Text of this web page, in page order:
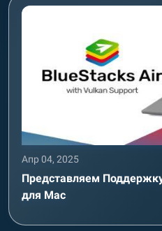
Апр 04, 2025
Представляем
для Mac